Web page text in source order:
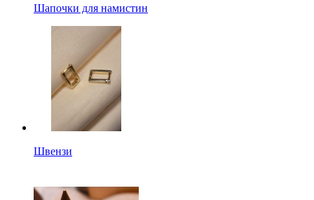
Шапочки для намистин
Швензи